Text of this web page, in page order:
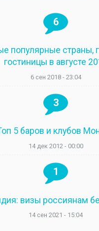
6
популярные страны,
гостиницы в августе
6 сен 2018 - 23:04
3
5 баров и клубов
14 дек 2012 - 00:00
1
визы россиянам
14 сен 2021 - 15:04